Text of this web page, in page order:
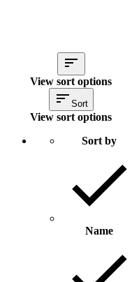
View sort options
Sort
View sort options
Sort by
Name